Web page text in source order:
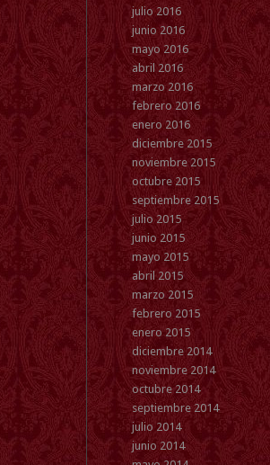
julio 2016
junio 2016
mayo 2016
abril 2016
marzo 2016
febrero 2016
enero 2016
diciembre 2015
noviembre 2015
octubre 2015
septiembre 2015
julio 2015
junio 2015
mayo 2015
abril 2015
marzo 2015
febrero 2015
enero 2015
diciembre 2014
noviembre 2014
octubre 2014
septiembre 2014
julio 2014
junio 2014